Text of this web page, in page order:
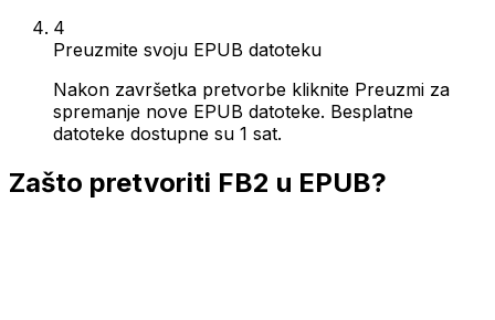
4
Preuzmite svoju EPUB datoteku
Nakon završetka pretvorbe kliknite Preuzmi za
spremanje nove EPUB datoteke. Besplatne
datoteke dostupne su 1 sat.
Zašto pretvoriti FB2 u EPUB?